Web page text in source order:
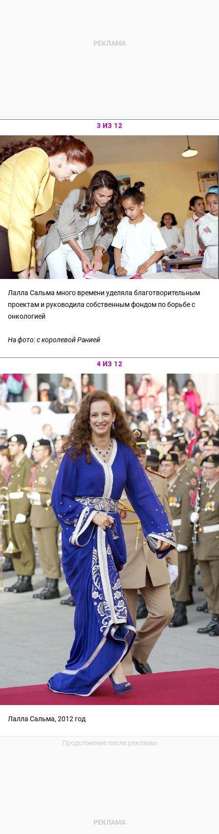
3 ИЗ 12
Лалла Сальма много времени уделяла благотворительным
проектам и руководила собственным фондом по борьбе с
онкологией
На фото: с королевой Ранией
4 ИЗ 12
Лалла Сальма, 2012 год